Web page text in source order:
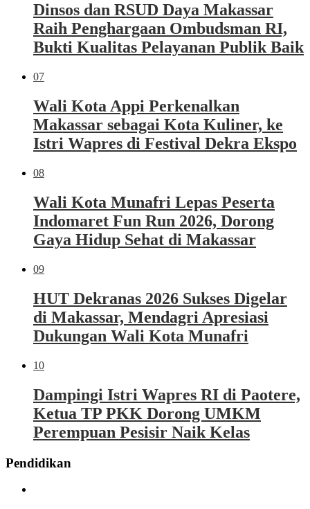
Dinsos dan RSUD Daya Makassar
Raih Penghargaan Ombudsman RI,
Bukti Kualitas Pelayanan Publik Baik
07
Wali Kota Appi Perkenalkan
Makassar sebagai Kota Kuliner, ke
Istri Wapres di Festival Dekra Ekspo
08
Wali Kota Munafri Lepas Peserta
Indomaret Fun Run 2026, Dorong
Gaya Hidup Sehat di Makassar
09
HUT Dekranas 2026 Sukses Digelar
di Makassar, Mendagri Apresiasi
Dukungan Wali Kota Munafri
10
Dampingi Istri Wapres RI di Paotere,
Ketua TP PKK Dorong UMKM
Perempuan Pesisir Naik Kelas
Pendidikan